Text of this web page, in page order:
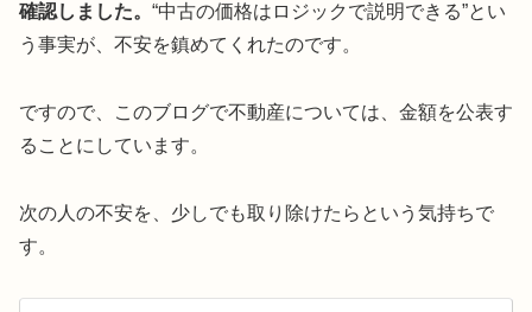
確認しました。 “中古の価格はロジックで説明できる”とい
う事実が、不安を鎮めてくれたのです。
ですので、このブログで不動産については、金額を公表す
ることにしています。
次の人の不安を、少しでも取り除けたらという気持ちで
す。